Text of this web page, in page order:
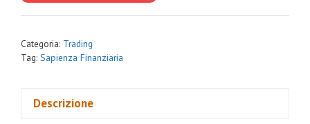
Categoria: Trading
Tag: Sapienza Finanziaria
Descrizione